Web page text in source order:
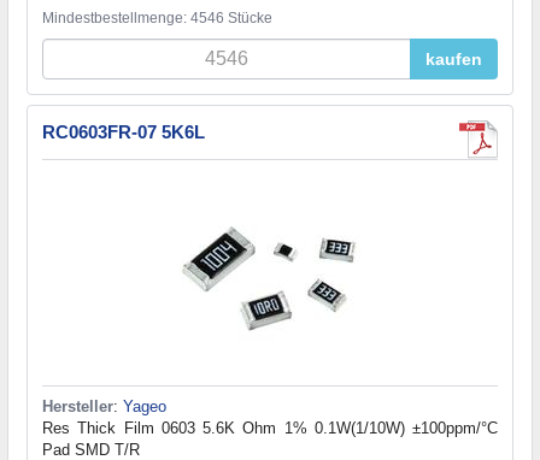
Mindestbestellmenge: 4546 Stücke
kaufen
RC0603FR-07 5K6L
Hersteller: Yageo
Res Thick Film 0603 5.6K Ohm 1% 0.1W(1/10W) ±100ppm/°C
Pad SMD T/R